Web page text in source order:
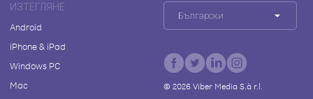
ИЗТЕГЛЯНЕ
Android
iPhone & iPad
Windows PC
Mac
Български
© 2026Viber Media S.à r.l.